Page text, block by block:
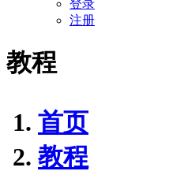
登录
注册
教程
首页
教程